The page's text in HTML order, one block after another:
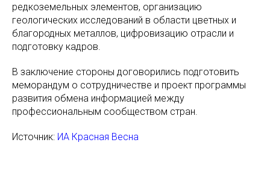
редкоземельных элементов, организацию
геологических исследований в области цветных и
благородных металлов, цифровизацию отрасли и
подготовку кадров.
В заключение стороны договорились подготовить
меморандум о сотрудничестве и проект программы
развития обмена информацией между
профессиональным сообществом стран.
Источник: ИА Красная Весна